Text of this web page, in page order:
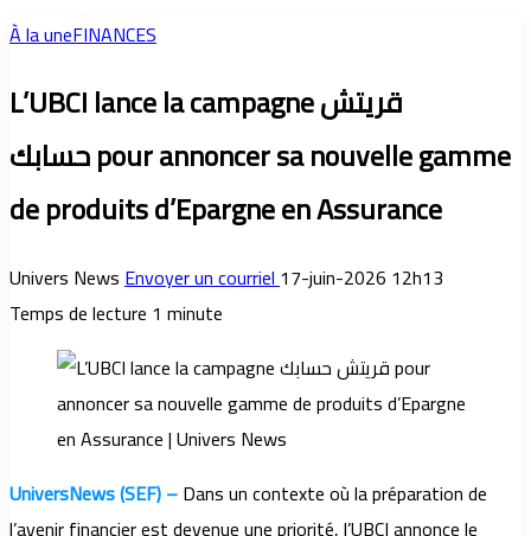
À la uneFINANCES
L’UBCI lance la campagne قريتش
حسابك pour annoncer sa nouvelle gamme
de produits d’Epargne en Assurance
Univers NewsEnvoyer un courriel17-juin-2026 12h13
Temps de lecture 1 minute
UniversNews (SEF) –Dans un contexte où la préparation de